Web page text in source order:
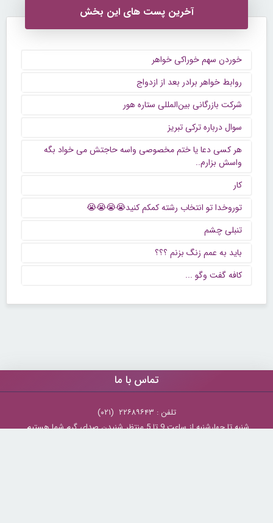
آخرین پست های این بخش
خوردن سهم خوراکی خواهر
روابط خواهر برادر بعد از ازدواج
شرکت بازرگانی بین‌المللی ستاره هور
سوال درباره ترکی تبریز
هر کسی دعا یا ختم مخصوصی واسه حاجتش می خواد بگه
واسش بزارم..
کار
توروخدا تو انتخاب رشته کمکم کنید😭😭😭😭
تنبلی چشم
باید به عمم زنگ بزنم ؟؟؟
كافه گفت وگو ...
تماس با ما
تلفن : ۲۲۶۸۹۶۴۳ (۰۲۱)
شنبه تا چهارشنبه از ساعت 9 تا 5 منتظر شنیدن صدای گرم شما هستیم.